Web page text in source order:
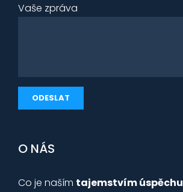
Vaše zpráva
O NÁS
Co je naším tajemstvím úspěchu